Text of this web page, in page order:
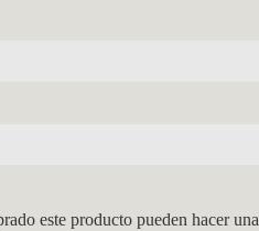
este producto pueden hacer una